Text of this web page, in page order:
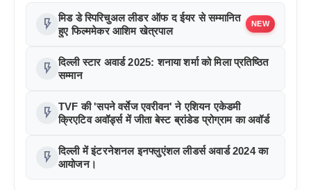
flash_on मिड डे स्पिरिचुअल लीडर ऑफ द ईयर से सम्मानित
हुए फिल्ममेकर आशिम खेत्रपाल
NEW
flash_on दिल्ली स्टार अवार्ड 2025: शनाया शर्मा को मिला प्रतिष्ठित
सम्मान
flash_on TVF की 'सपने वर्सेज एवरीवन' ने एशियन एकेडमी
क्रिएटिव अवॉर्ड्स में जीता बेस्ट ब्रांडेड प्रोग्राम का अवॉर्ड
flash_on दिल्ली में इंटरनेशनल इनफ्लुएंशल लीडर्स अवार्ड 2024 का
आयोजन।